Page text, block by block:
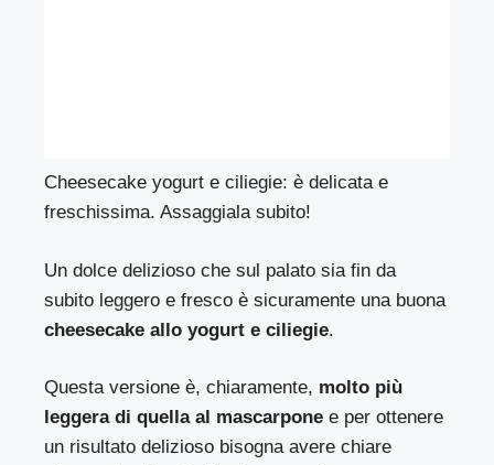
Cheesecake yogurt e ciliegie: è delicata e
freschissima. Assaggiala subito!
Un dolce delizioso che sul palato sia fin da
subito leggero e fresco è sicuramente una buona
cheesecake allo yogurt e ciliegie.
Questa versione è, chiaramente, molto più
leggera di quella al mascarpone e per ottenere
un risultato delizioso bisogna avere chiare